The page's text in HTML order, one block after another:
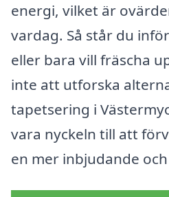
energi, vilket är
vardag. Så står du
eller bara vill fräscha
inte att utforska
tapetsering i
vara nyckeln till att
en mer inbjudande